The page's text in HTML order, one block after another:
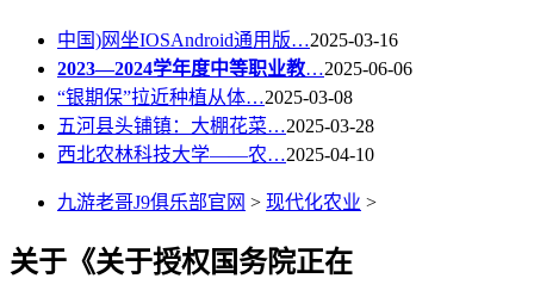
中国)网坐IOSAndroid通用版…2025-03-16
2023—2024学年度中等职业教…2025-06-06
“银期保”拉近种植从体…2025-03-08
五河县头铺镇：大棚花菜…2025-03-28
西北农林科技大学——农…2025-04-10
九游老哥J9俱乐部官网 > 现代化农业 >
关于《关于授权国务院正在